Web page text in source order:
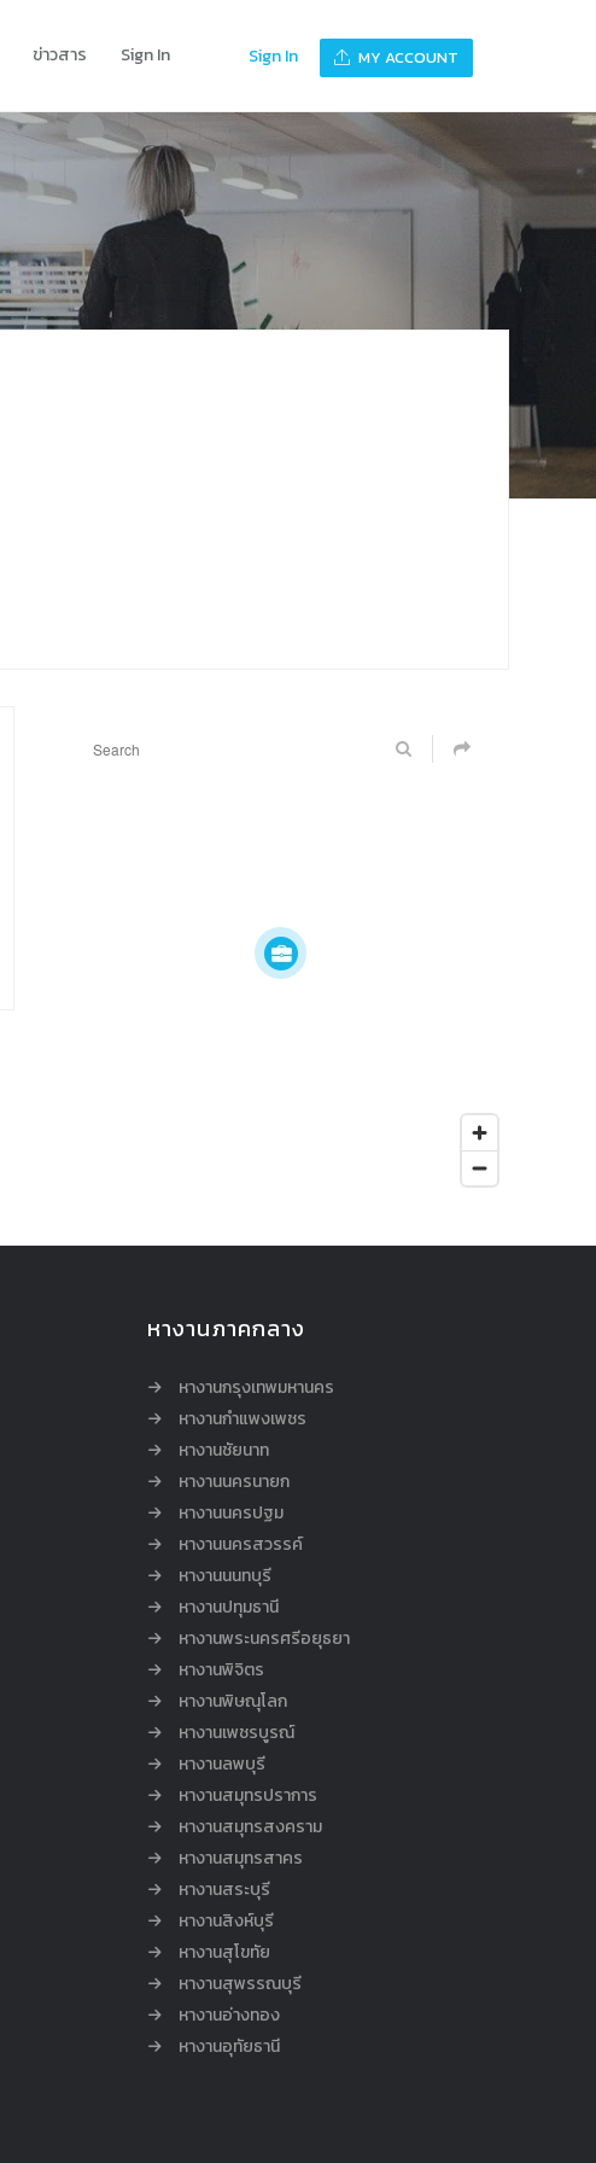
ข่าวสาร Sign In Sign In MY ACCOUNT
หางานภาคกลาง
หางานกรุงเทพมหานคร
หางานกำแพงเพชร
หางานชัยนาท
หางานนครนายก
หางานนครปฐม
หางานนครสวรรค์
หางานนนทบุรี
หางานปทุมธานี
หางานพระนครศรีอยุธยา
หางานพิจิตร
หางานพิษณุโลก
หางานเพชรบูรณ์
หางานลพบุรี
หางานสมุทรปราการ
หางานสมุทรสงคราม
หางานสมุทรสาคร
หางานสระบุรี
หางานสิงห์บุรี
หางานสุโขทัย
หางานสุพรรณบุรี
หางานอ่างทอง
หางานอุทัยธานี